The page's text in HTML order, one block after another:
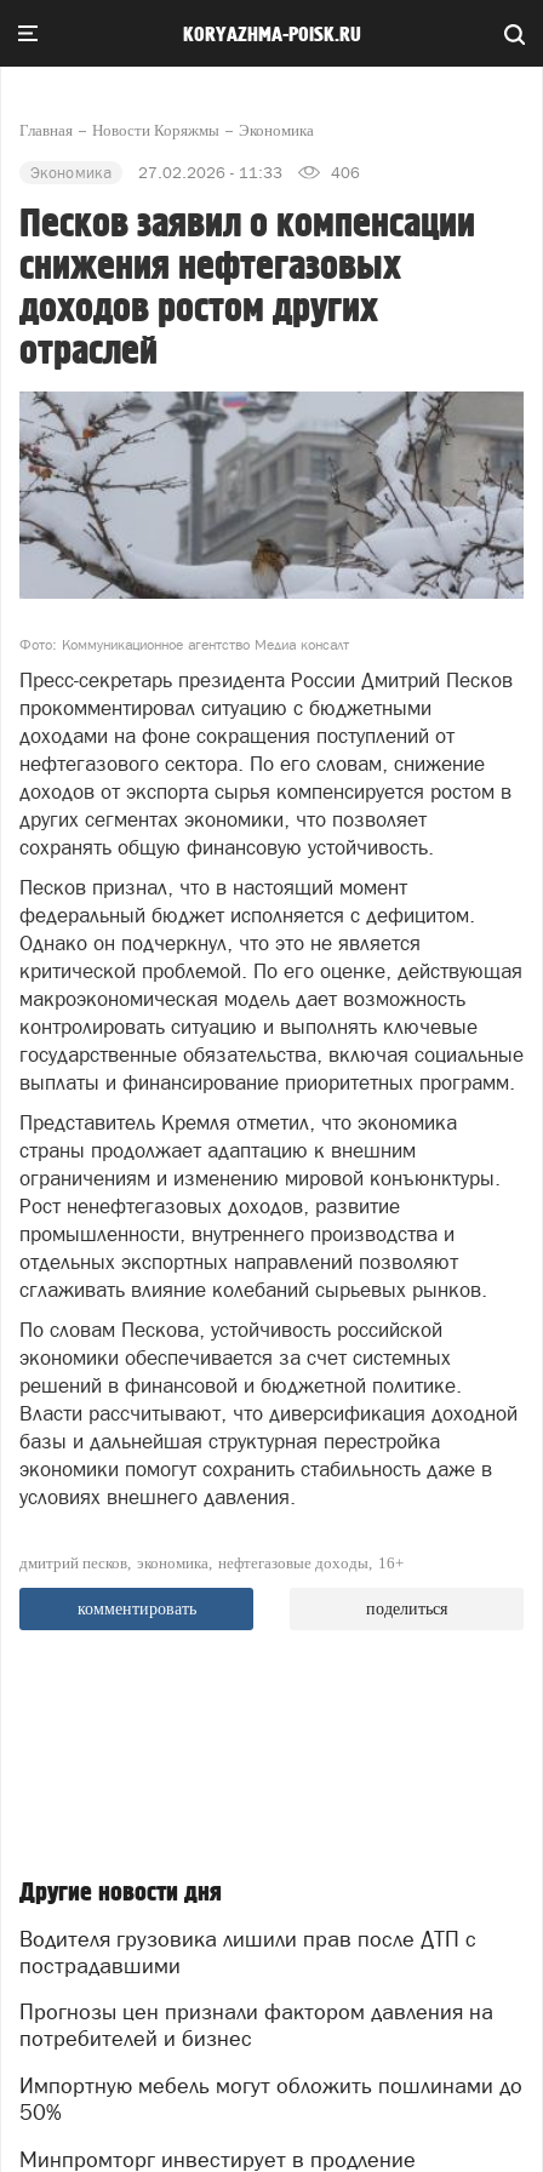
KORYAZHMA-POISK.RU
Главная Новости Коряжмы Экономика
Экономика 27.02.2026 - 11:33 406
Песков заявил о компенсации
снижения нефтегазовых
доходов ростом других
отраслей
Фото: Коммуникационное агентство Медиа консалт
Пресс-секретарь президента России Дмитрий Песков
прокомментировал ситуацию с бюджетными
доходами на фоне сокращения поступлений от
нефтегазового сектора. По его словам, снижение
доходов от экспорта сырья компенсируется ростом в
других сегментах экономики, что позволяет
сохранять общую финансовую устойчивость.
Песков признал, что в настоящий момент
федеральный бюджет исполняется с дефицитом.
Однако он подчеркнул, что это не является
критической проблемой. По его оценке, действующая
макроэкономическая модель дает возможность
контролировать ситуацию и выполнять ключевые
государственные обязательства, включая социальные
выплаты и финансирование приоритетных программ.
Представитель Кремля отметил, что экономика
страны продолжает адаптацию к внешним
ограничениям и изменению мировой конъюнктуры.
Рост ненефтегазовых доходов, развитие
промышленности, внутреннего производства и
отдельных экспортных направлений позволяют
сглаживать влияние колебаний сырьевых рынков.
По словам Пескова, устойчивость российской
экономики обеспечивается за счет системных
решений в финансовой и бюджетной политике.
Власти рассчитывают, что диверсификация доходной
базы и дальнейшая структурная перестройка
экономики помогут сохранить стабильность даже в
условиях внешнего давления.
дмитрий песков экономика нефтегазовые доходы 16+
комментировать поделиться
Другие новости дня
Водителя грузовика лишили прав после ДТП с
пострадавшими
Прогнозы цен признали фактором давления на
потребителей и бизнес
Импортную мебель могут обложить пошлинами до
50%
Минпромторг инвестирует в продление